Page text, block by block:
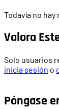
Todavía no hay
Valora
Solo usuarios
inicia sesión o
Póngase